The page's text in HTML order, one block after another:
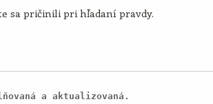
sa pričinili pri hľadaní pravdy.
a aktualizovaná.